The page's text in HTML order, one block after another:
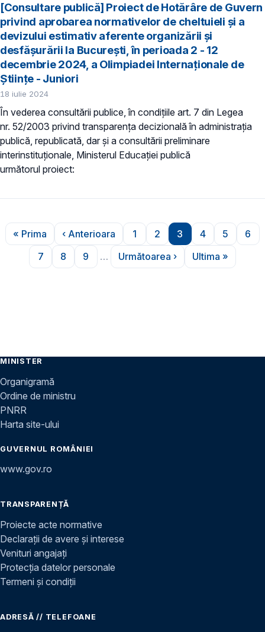
[Consultare publică] Proiect de Hotărâre de Guvern
privind aprobarea normativelor de cheltuieli și a
devizului estimativ aferente organizării și
desfășurării la București, în perioada 2 - 12
decembrie 2024, a Olimpiadei Internaționale de
Științe - Juniori
18 iulie 2024
În vederea consultării publice, în condiţiile art. 7 din Legea
nr. 52/2003 privind transparenţa decizională în administraţia
publică, republicată, dar și a consultării preliminare
interinstituționale, Ministerul Educaţiei publică
următorul proiect:
Paginare
Prima pagină
« Prima
Pagina anterioară
‹ Anterioara
Pagina
1
Pagina
2
Pagina
3
Pagina
4
Pagina
5 6
Pagina
7
Pagina
8
Pagina
9 …
Pagina următoare
Următoarea ›
Ultima
Ultima »
MINISTER
Organigramă
Ordine de ministru
PNRR
Harta site-ului
GUVERNUL ROMÂNIEI
www.gov.ro
TRANSPARENȚĂ
Proiecte acte normative
Declarații de avere și interese
Venituri angajați
Protecția datelor personale
Termeni și condiții
ADRESĂ // TELEFOANE